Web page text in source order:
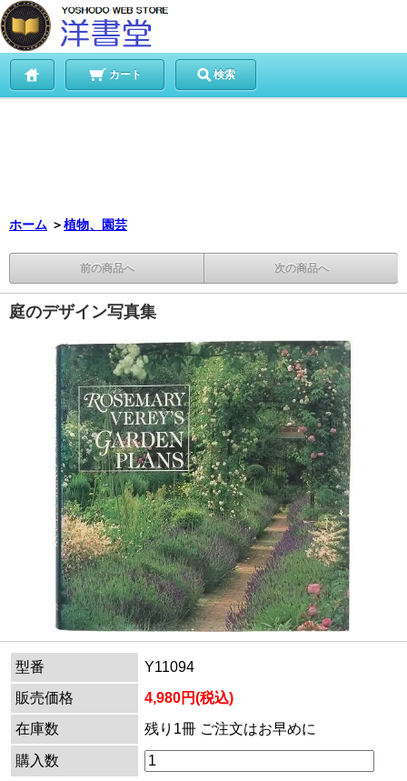
カート 検索
ホーム ＞植物、園芸
前の商品へ 次の商品へ
庭のデザイン写真集
型番
Y11094
販売価格
4,980円(税込)
在庫数
残り1冊 ご注文はお早めに
購入数